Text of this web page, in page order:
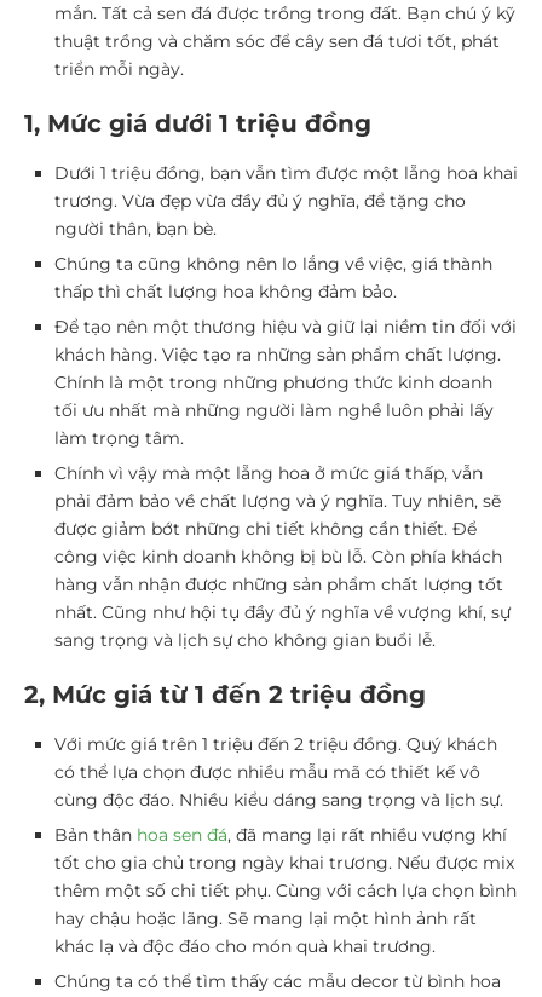
mắn. Tất cả sen đá được trồng trong đất. Bạn chú ý kỹ
thuật trồng và chăm sóc để cây sen đá tươi tốt, phát
triển mỗi ngày.
1, Mức giá dưới 1 triệu đồng
Dưới 1 triệu đồng, bạn vẫn tìm được một lẵng hoa khai
trương. Vừa đẹp vừa đầy đủ ý nghĩa, để tặng cho
người thân, bạn bè.
Chúng ta cũng không nên lo lắng về việc, giá thành
thấp thì chất lượng hoa không đảm bảo.
Để tạo nên một thương hiệu và giữ lại niềm tin đối với
khách hàng. Việc tạo ra những sản phẩm chất lượng.
Chính là một trong những phương thức kinh doanh
tối ưu nhất mà những người làm nghề luôn phải lấy
làm trọng tâm.
Chính vì vậy mà một lẵng hoa ở mức giá thấp, vẫn
phải đảm bảo về chất lượng và ý nghĩa. Tuy nhiên, sẽ
được giảm bớt những chi tiết không cần thiết. Để
công việc kinh doanh không bị bù lỗ. Còn phía khách
hàng vẫn nhận được những sản phẩm chất lượng tốt
nhất. Cũng như hội tụ đầy đủ ý nghĩa về vượng khí, sự
sang trọng và lịch sự cho không gian buổi lễ.
2, Mức giá từ 1 đến 2 triệu đồng
Với mức giá trên 1 triệu đến 2 triệu đồng. Quý khách
có thể lựa chọn được nhiều mẫu mã có thiết kế vô
cùng độc đáo. Nhiều kiểu dáng sang trọng và lịch sự.
Bản thân hoa sen đá, đã mang lại rất nhiều vượng khí
tốt cho gia chủ trong ngày khai trương. Nếu được mix
thêm một số chi tiết phụ. Cùng với cách lựa chọn bình
hay chậu hoặc lãng. Sẽ mang lại một hình ảnh rất
khác lạ và độc đáo cho món quà khai trương.
Chúng ta có thể tìm thấy các mẫu decor từ bình hoa